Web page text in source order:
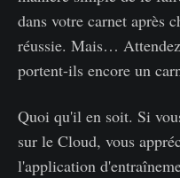
dans votre carnet après
réussie. Mais…
portent-ils encore un
Quoi qu'il en soit. Si
sur le Cloud, vous
l'application